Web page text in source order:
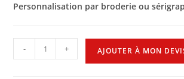
Personnalisation par broderie ou
- + AJOUTER À MON